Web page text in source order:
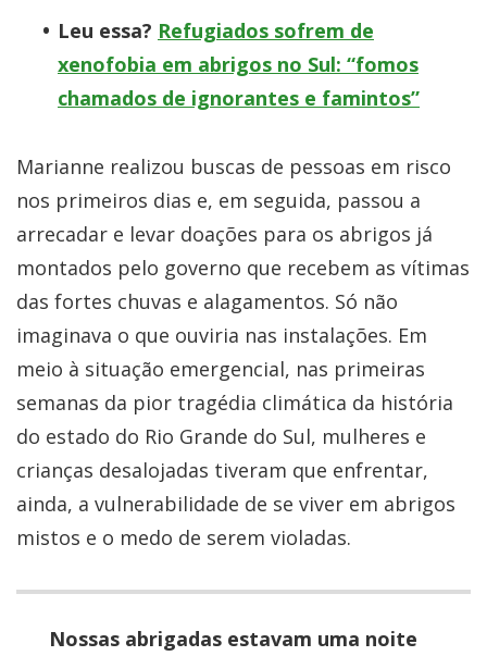
Leu essa? Refugiados sofrem de
xenofobia em abrigos no Sul: “fomos
chamados de ignorantes e famintos”
Marianne realizou buscas de pessoas em risco
nos primeiros dias e, em seguida, passou a
arrecadar e levar doações para os abrigos já
montados pelo governo que recebem as vítimas
das fortes chuvas e alagamentos. Só não
imaginava o que ouviria nas instalações. Em
meio à situação emergencial, nas primeiras
semanas da pior tragédia climática da história
do estado do Rio Grande do Sul, mulheres e
crianças desalojadas tiveram que enfrentar,
ainda, a vulnerabilidade de se viver em abrigos
mistos e o medo de serem violadas.
Nossas abrigadas estavam uma noite